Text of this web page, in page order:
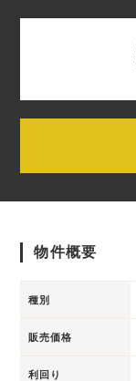
物件概要
種別
販売価格
利回り